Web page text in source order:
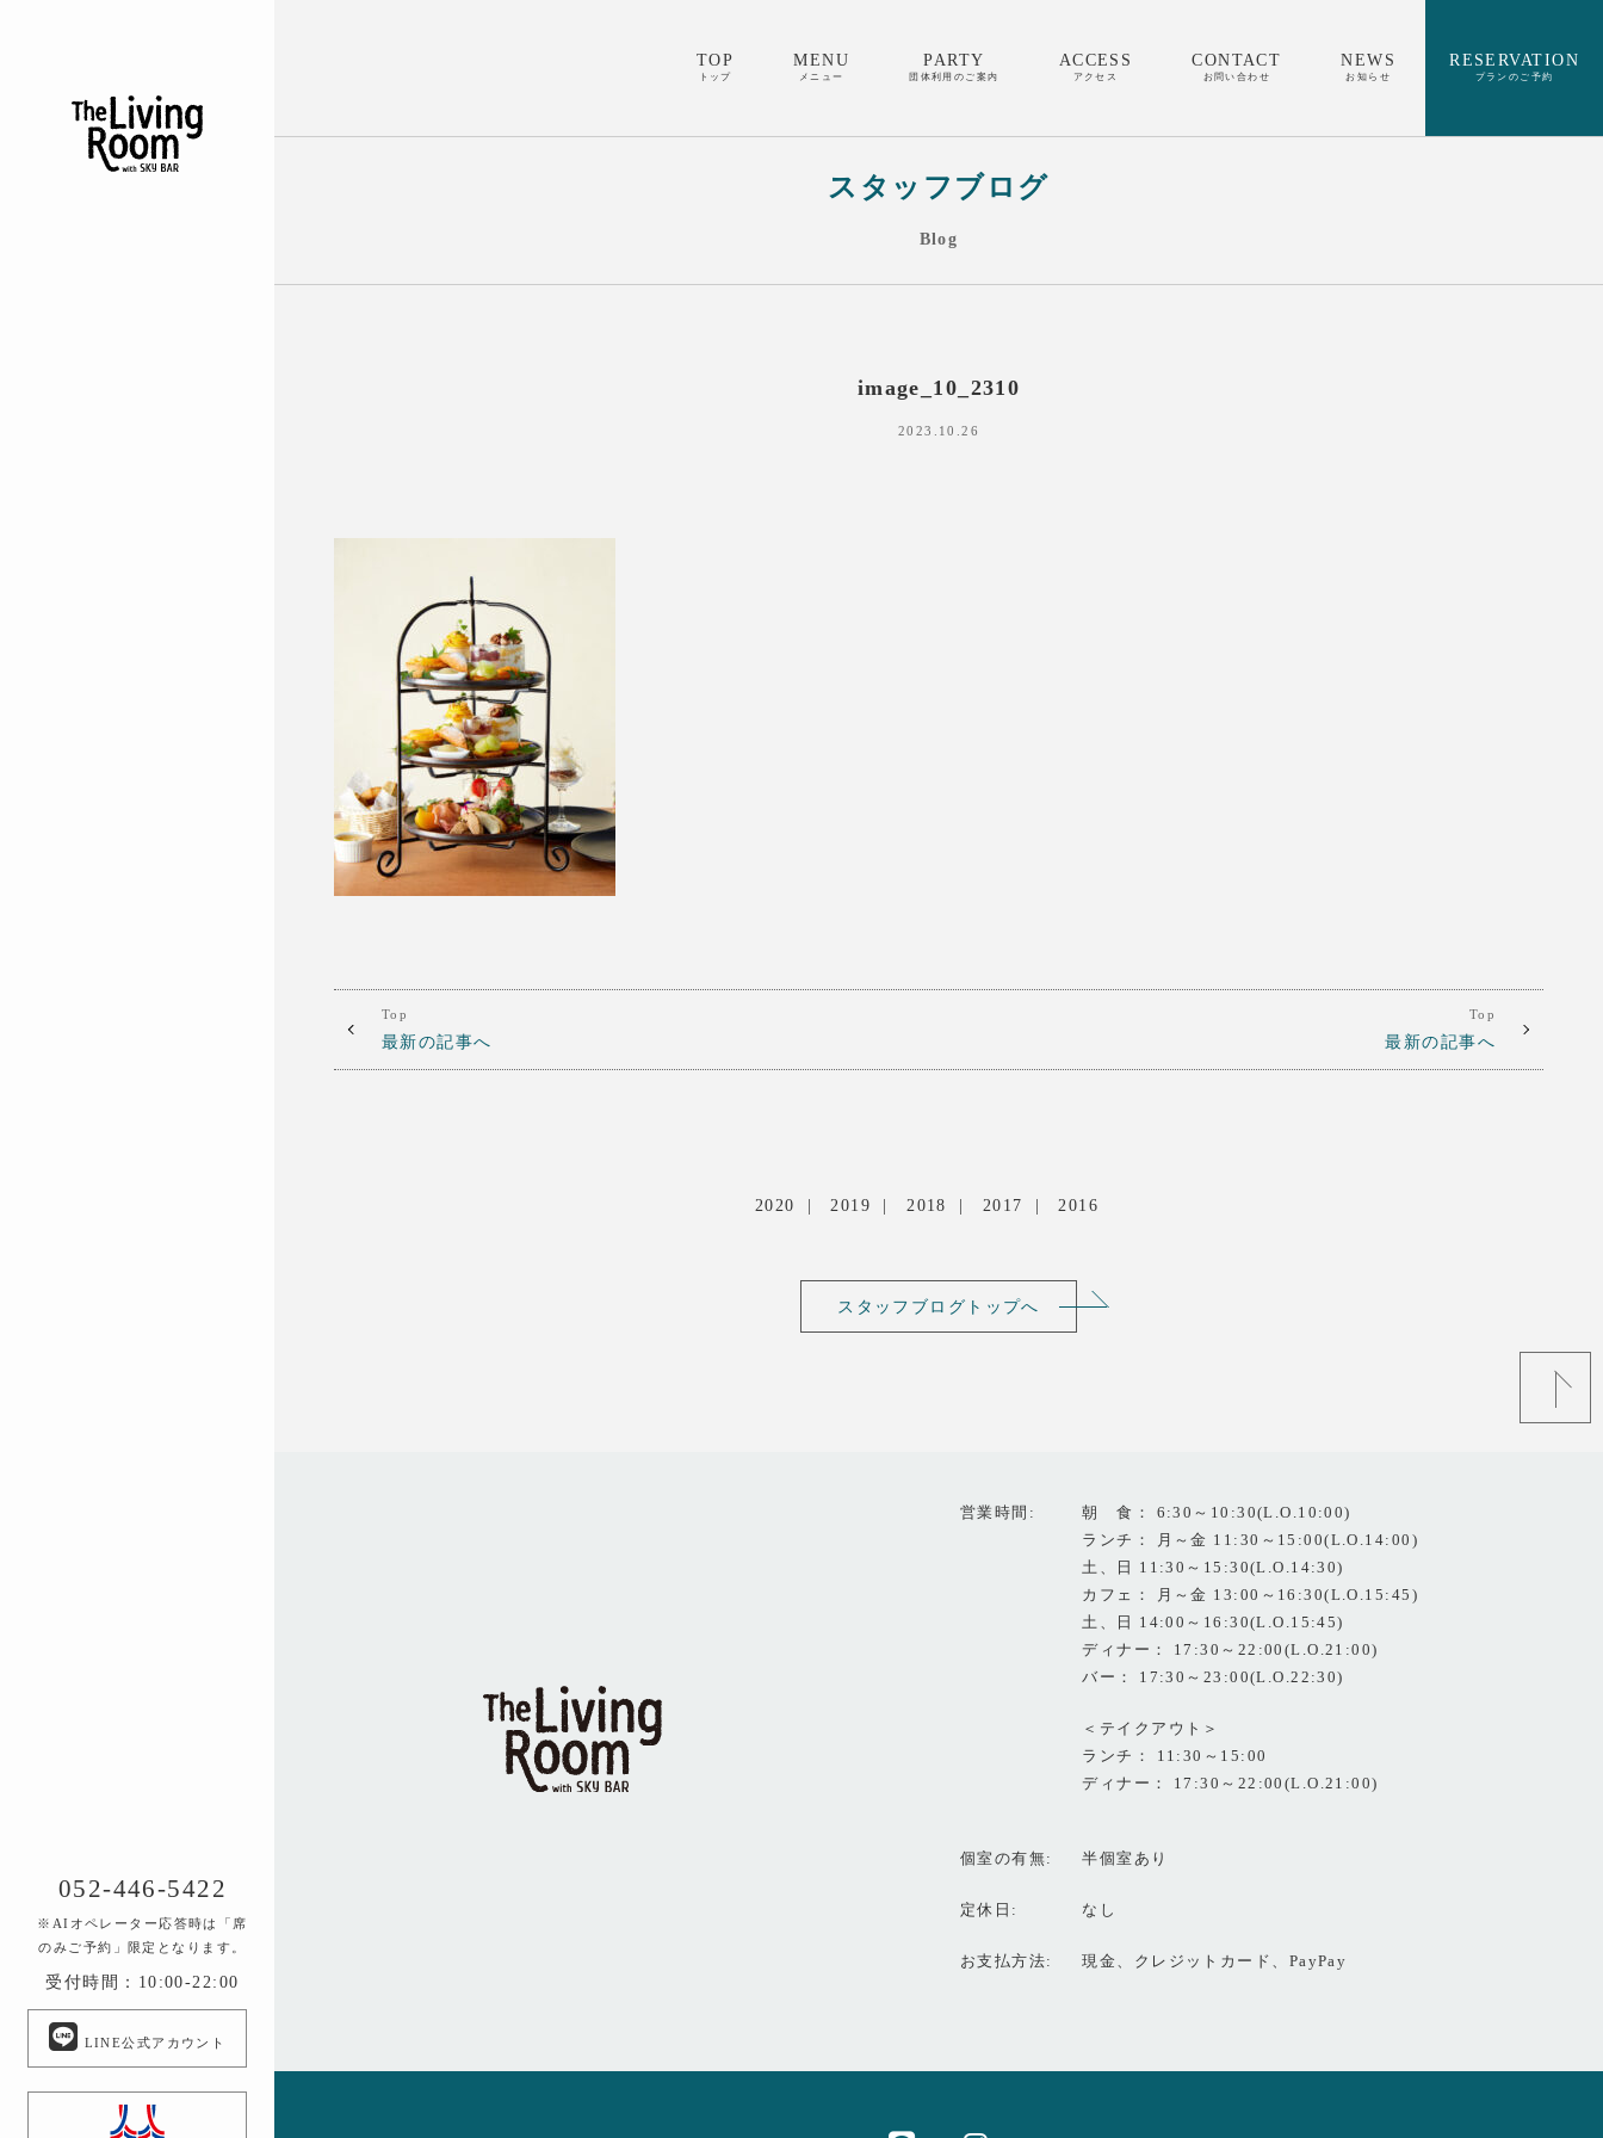
052-446-5422
※AIオペレーター応答時は「席
のみご予約」限定となります。
受付時間：10:00-22:00
LINE公式アカウント
TOP
トップ
MENU
メニュー
PARTY
団体利用のご案内
ACCESS
アクセス
CONTACT
お問い合わせ
NEWS
お知らせ
RESERVATION
プランのご予約
スタッフブログ
Blog
image_10_2310
2023.10.26
Top
最新の記事へ
Top
最新の記事へ
2020 2019 2018 2017 2016
スタッフブログトップへ
営業時間
朝 食： 6:30～10:30(L.O.10:00)
ランチ： 月～金 11:30～15:00(L.O.14:00)
土、日 11:30～15:30(L.O.14:30)
カフェ： 月～金 13:00～16:30(L.O.15:45)
土、日 14:00～16:30(L.O.15:45)
ディナー： 17:30～22:00(L.O.21:00)
バー： 17:30～23:00(L.O.22:30)
＜テイクアウト＞
ランチ： 11:30～15:00
ディナー： 17:30～22:00(L.O.21:00)
個室の有無 半個室あり
定休日 なし
お支払方法 現金、クレジットカード、PayPay